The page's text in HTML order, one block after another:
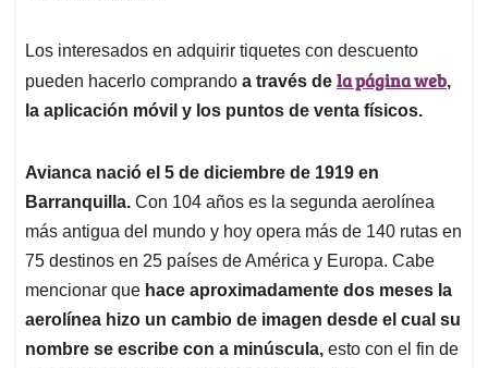
Los interesados en adquirir tiquetes con descuento
pueden hacerlo comprando a través de la página web,
la aplicación móvil y los puntos de venta físicos.
Avianca nació el 5 de diciembre de 1919 en
Barranquilla. Con 104 años es la segunda aerolínea
más antigua del mundo y hoy opera más de 140 rutas en
75 destinos en 25 países de América y Europa. Cabe
mencionar que hace aproximadamente dos meses la
aerolínea hizo un cambio de imagen desde el cual su
nombre se escribe con a minúscula, esto con el fin de